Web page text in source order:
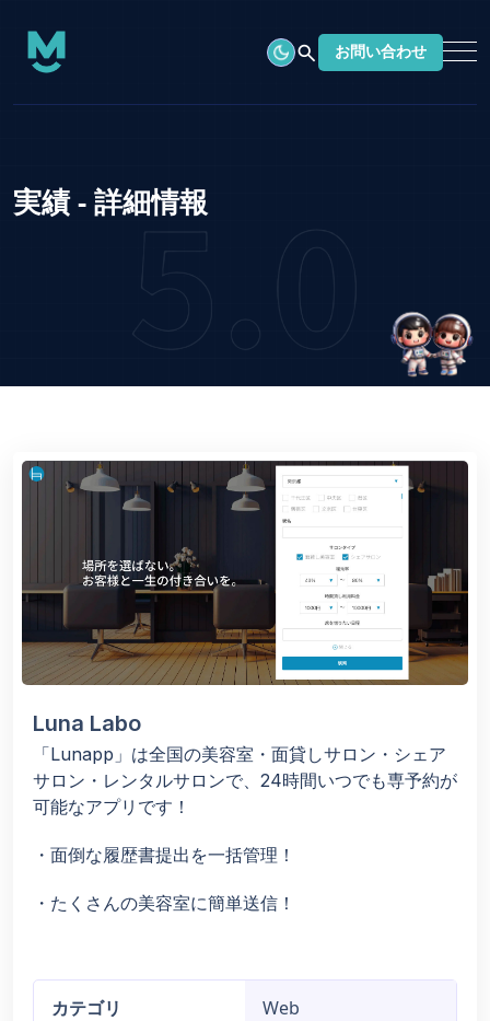
search お問い合わせ
実績 - 詳細情報
Luna Labo
「Lunapp」は全国の美容室・面貸しサロン・シェア
サロン・レンタルサロンで、24時間いつでも専予約が
可能なアプリです！
・面倒な履歴書提出を一括管理！
・たくさんの美容室に簡単送信！
カテゴリ Web